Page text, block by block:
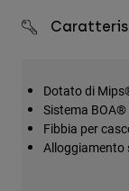
Cappelli e Berretti
Vedi tutto
Dotato di
Sistema
Fibbia per
Alloggiamento